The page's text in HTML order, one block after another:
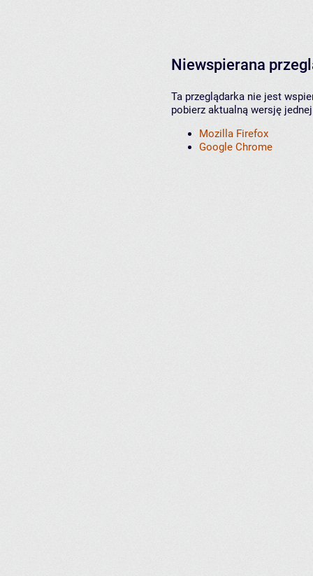
Niewspierana
Ta przeglądarka nie jest
pobierz aktualną wersję
Mozilla Firefox
Google Chrome